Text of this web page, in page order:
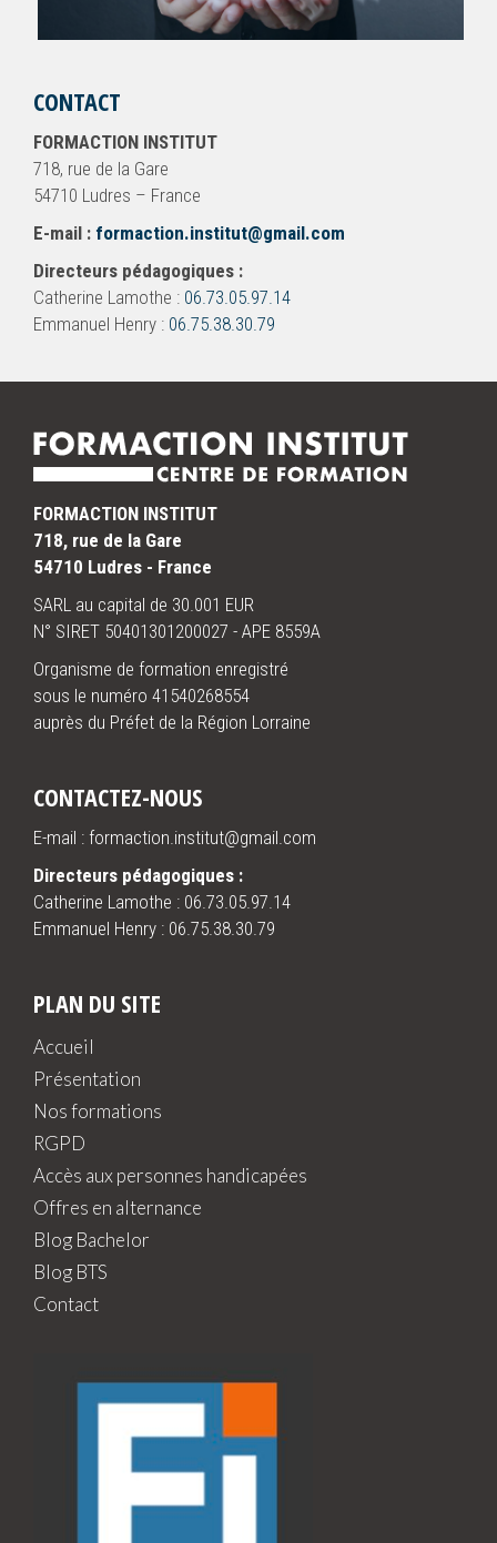
CONTACT
FORMACTION INSTITUT
718, rue de la Gare
54710 Ludres – France
E-mail : formaction.institut@gmail.com
Directeurs pédagogiques :
Catherine Lamothe : 06.73.05.97.14
Emmanuel Henry : 06.75.38.30.79
FORMACTION INSTITUT
718, rue de la Gare
54710 Ludres - France
SARL au capital de 30.001 EUR
N° SIRET 50401301200027 - APE 8559A
Organisme de formation enregistré
sous le numéro 41540268554
auprès du Préfet de la Région Lorraine
CONTACTEZ-NOUS
E-mail : formaction.institut@gmail.com
Directeurs pédagogiques :
Catherine Lamothe : 06.73.05.97.14
Emmanuel Henry : 06.75.38.30.79
PLAN DU SITE
Accueil
Présentation
Nos formations
RGPD
Accès aux personnes handicapées
Offres en alternance
Blog Bachelor
Blog BTS
Contact